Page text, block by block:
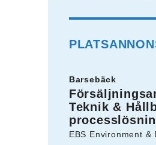
Barsebäck
Teknik &
EBS Environment &